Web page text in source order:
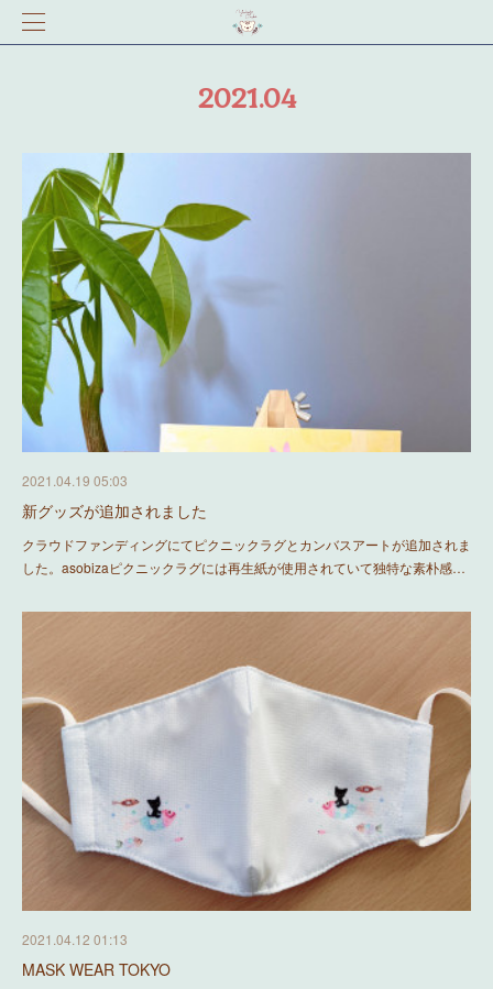
2021.04
2021.04.19 05:03
新グッズが追加されました
クラウドファンディングにてピクニックラグとカンバスアートが追加されま
した。asobizaピクニックラグには再生紙が使用されていて独特な素朴感…
2021.04.12 01:13
MASK WEAR TOKYO